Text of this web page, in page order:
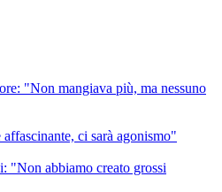
"Non mangiava più, ma nessuno
ci sarà agonismo"
"Non abbiamo creato grossi